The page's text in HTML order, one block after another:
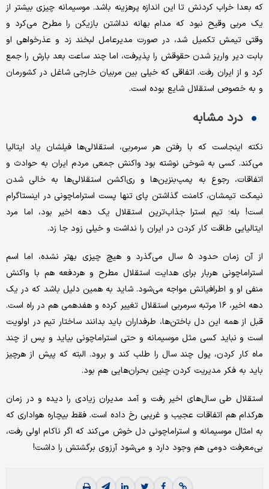
که بعدا خراب کردنش تا این اندازه پرهزینه باشد. موسیمانه چیزی بیشتر از
یک مربی وقیح نبود که مدام بهانه نداشتن بازیکن را مطرح می‌کرد و
وقتی تیمش تکمیل شد، در صورت مدیرعامل لبخند زد و عذرخواهی او
بابت دیر واریز شدن حقوقش را پذیرفت، اما چند ساعت بعد بارش را جمع
کرد و از ایران رفت. اتفاقی که خیلی بین مربیان خارجی شاغل در کشورمان
و به خصوص استقلال شایع بوده است.
درد مشابه
نکته اینجاست که با رفتن هر سرمربی، استقلالی‌ها فیلشان یاد ایتالیا
می‌کند. کسی به شوخی نوشته بود واکنش جمعی مردم ایران به حوادث و
اتفاقات، رجوع به پمپ‌بنزین‌ها و ری‌اکشن استقلالی‌ها به خالی شدن
نیمکت تیمشان، کامنت گذاشتن پای تنها پست استراماچونی در اینستاگرام
است! بله؛ تیم استرا جذاب‌ترین استقلال یک دهه اخیر بود، اما مرد
ایتالیایی طاقت کار کردن در ایران را نداشت و خیلی زود جا زد.
از آن زمان حدود ۵ سال می‌گذرد و هیچ چیزی بهتر نشده، اما اسم
استراماچونی هربار برای هدایت استقلال مطرح و هردفعه هم با واکنش
منفی او و اطرافیانش مواجه می‌شود. شاید به همین دلیل باشد که در یک
دهه اخیر، ۱۶ مرتبه سرمربی‌ استقلال تغییر کرده و هفدهمی هم در راه است.
قبل از همه این دل باختن‌ها، طرفداران باید بدانند ساختار تیم در اولویت
است و نباید کسی مثل موسیمانه و حتی استراماچونی بیاید و پس از چند
ماه کار کردن، پول چند سال را طلب کند و برود. البته که پیش از هرچیز
باید به فکر مدیریت کردن چنین بحران‌هایی هم بود.
استقلال طی سال‌های اخیر رفت و آمد مدیران زیادی را دیده و در زمان
هرکدام هم اتفاقات عجیب و غریبی رخ داده است. فقط بیچاره هواداری که
به امثال موسیمانه و استراماچونی دل‌ خوش می‌کند که اگر ناکام اولی رفت،
بی‌معرفت دومی هم وجود دارد و می‌شود آرزوی برگشتش را داشت!